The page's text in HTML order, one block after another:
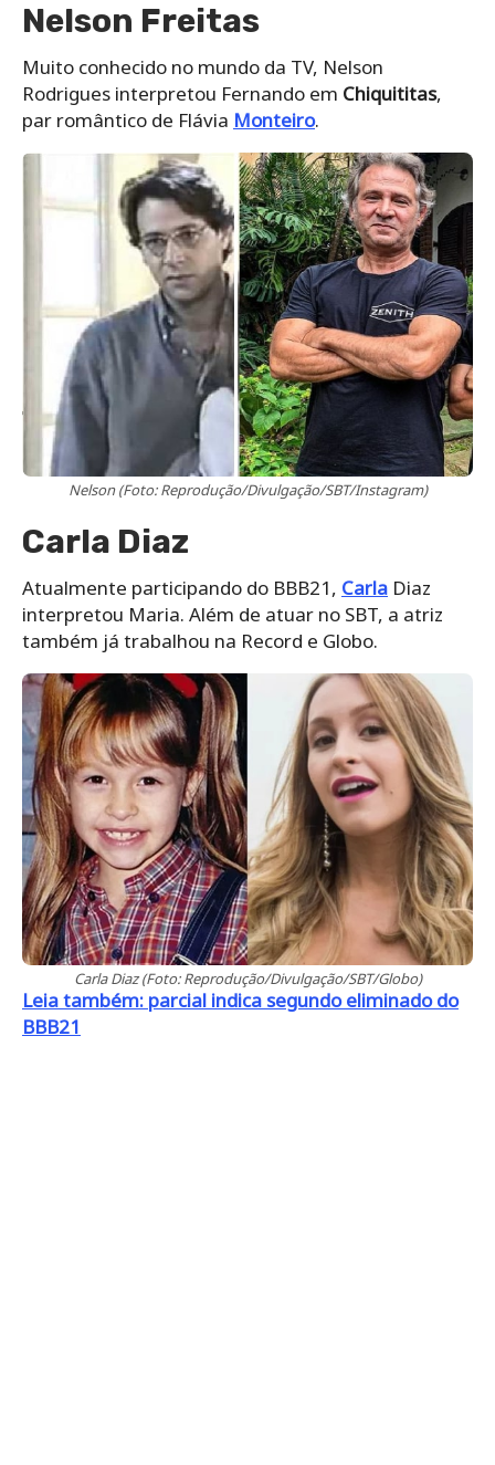
Nelson Freitas
Muito conhecido no mundo da TV, Nelson
Rodrigues interpretou Fernando em Chiquititas,
par romântico de Flávia Monteiro.
Nelson (Foto: Reprodução/Divulgação/SBT/Instagram)
Carla Diaz
Atualmente participando do BBB21, Carla Diaz
interpretou Maria. Além de atuar no SBT, a atriz
também já trabalhou na Record e Globo.
Carla Diaz (Foto: Reprodução/Divulgação/SBT/Globo)
Leia também: parcial indica segundo eliminado do
BBB21